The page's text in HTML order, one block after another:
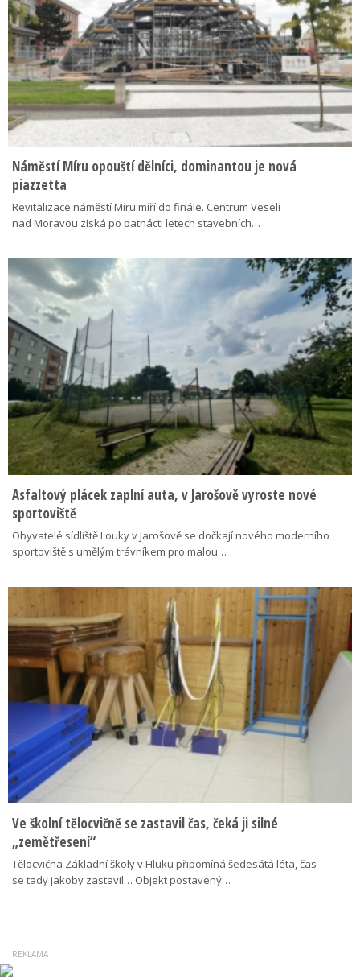
Náměstí Míru opouští dělníci, dominantou je nová
piazzetta
Revitalizace náměstí Míru míří do finále. Centrum Veselí
nad Moravou získá po patnácti letech stavebních…
Asfaltový plácek zaplní auta, v Jarošově vyroste nové
sportoviště
Obyvatelé sídliště Louky v Jarošově se dočkají nového moderního
sportoviště s umělým trávníkem pro malou…
Ve školní tělocvičně se zastavil čas, čeká ji silné
„zemětřesení“
Tělocvična Základní školy v Hluku připomíná šedesátá léta, čas
se tady jakoby zastavil… Objekt postavený…